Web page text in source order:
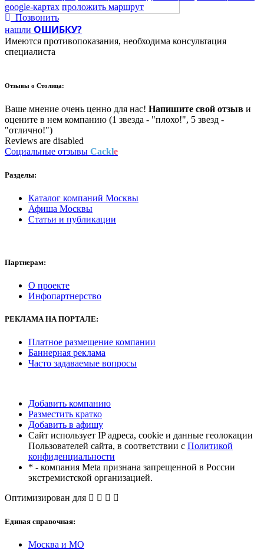
google-картах проложить маршрут
Позвонить
нашли ОШИБКУ?
Имеются противопоказания, необходима консультация
специалиста
Отзывы о Столица:
Ваше мнение очень ценно для нас! Напишите свой отзыв и
оцените в нем компанию (1 звезда - "плохо!", 5 звезд -
"отлично!")
Reviews are disabled
Социальные отзывы Cackle
Разделы:
Каталог компаний Москвы
Афиша Москвы
Статьи и публикации
Партнерам:
О проекте
Инфопартнерство
РЕКЛАМАНА ПОРТАЛЕ:
Платное размещение компании
Баннерная реклама
Часто задаваемые вопросы
Добавить компанию
Разместить кратко
Добавить в афишу
Сайт использует IP адреса, cookie и данные геолокации
Пользователей сайта, в соответствии с Политикой
конфиденциальности
* - компания Meta признана запрещенной в России
экстремистской организацией.
Оптимизирован для
Единая справочная:
Москва и МО